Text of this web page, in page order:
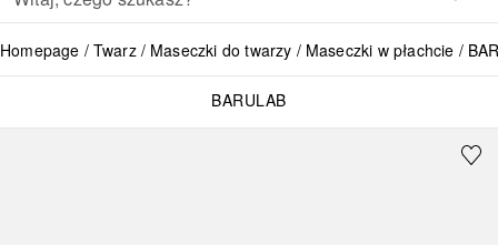
Homepage Twarz Maseczki do twarzy Maseczki w płachcie
BARULAB